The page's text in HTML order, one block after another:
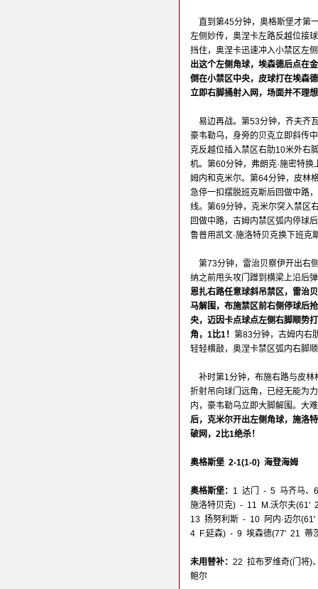
直到第45分钟，奥格斯堡才第
左侧妙传，奥涅卡左路反越位接
挡住，奥涅卡迅速冲入小禁区左
出这个左侧角球，埃森德后点在
倒在小禁区中央，皮球打在埃森
立即右脚捅射入网，场面并不理
易边再战。第53分钟，齐夫齐
豪韦勒乌，身旁的贝克立即斜传
克反越位插入禁区右肋10米外右
机。第60分钟，弗朗克·施密特
姆内和克米尔。第64分钟，皮林
急停一扣摆脱班克斯后回做中路
线。第69分钟，克米尔突入禁区
回做中路，古姆内禁区弧内停球
鲁普用凯文·施洛特贝克换下班克
第73分钟，雷治贝察伊开出右
纳之前甩头攻门蹭到横梁上沿后
恩扎右路任意球斜吊禁区，雷治
马解围，布施禁区前右侧停球后
央，迈因卡点球点左侧右脚顺势
角，1比1！ 第83分钟，古姆内右
轻轻横敲，奥涅卡禁区弧内右脚
补时第1分钟，布施右路与皮
折射吊向球门远角，已经无能为
内，豪韦勒乌立即大脚解围。大
后，克米尔开出左侧角球，施洛
破网，2比1绝杀！
奥格斯堡 2-1(1-0) 海登海姆
奥格斯堡： 1 达门 - 5 马齐马、
施洛特贝克) - 11 M.沃尔夫(61'
13 扬努利斯 - 10 阿内·迈尔
4 F.延森) - 9 埃森德(77' 21 蒂
未用替补： 22 拉布罗维奇(门将)
鲍尔